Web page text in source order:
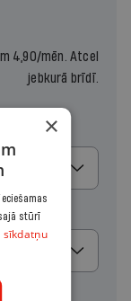
4,90/mēn. Atcel
jebkurā brīdī.
×
stūrī
sīkdatņu